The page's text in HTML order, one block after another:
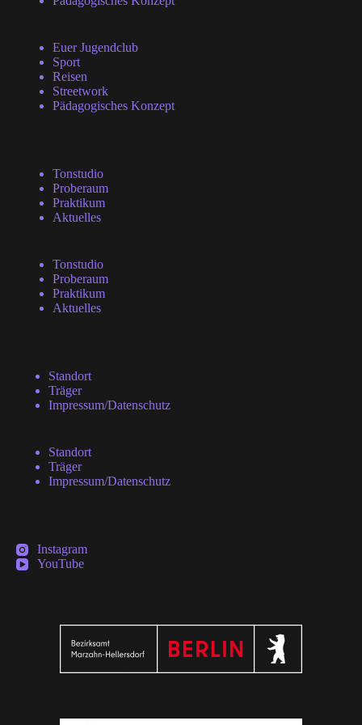
Euer Jugendclub
Sport
Reisen
Streetwork
Pädagogisches Konzept
Tonstudio
Proberaum
Praktikum
Aktuelles
Tonstudio
Proberaum
Praktikum
Aktuelles
Standort
Träger
Impressum/Datenschutz
Standort
Träger
Impressum/Datenschutz
Instagram
YouTube